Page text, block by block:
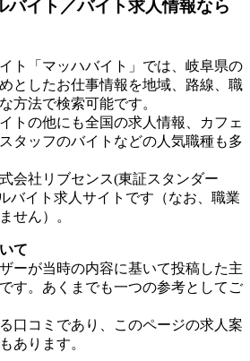
バイト／バイト求人情報なら
ト「マッハバイト」では、岐阜県の
としたお仕事情報を地域、路線、職
方法で検索可能です。
トの他にも全国の求人情報、カフェ
タッフのバイトなどの人気職種も多
会社リブセンス(東証スタンダー
バイト求人サイトです（なお、職業
せん）。
て
ーが当時の内容に基いて投稿した主
す。あくまでも一つの参考としてご
口コミであり、このページの求人案
あります。